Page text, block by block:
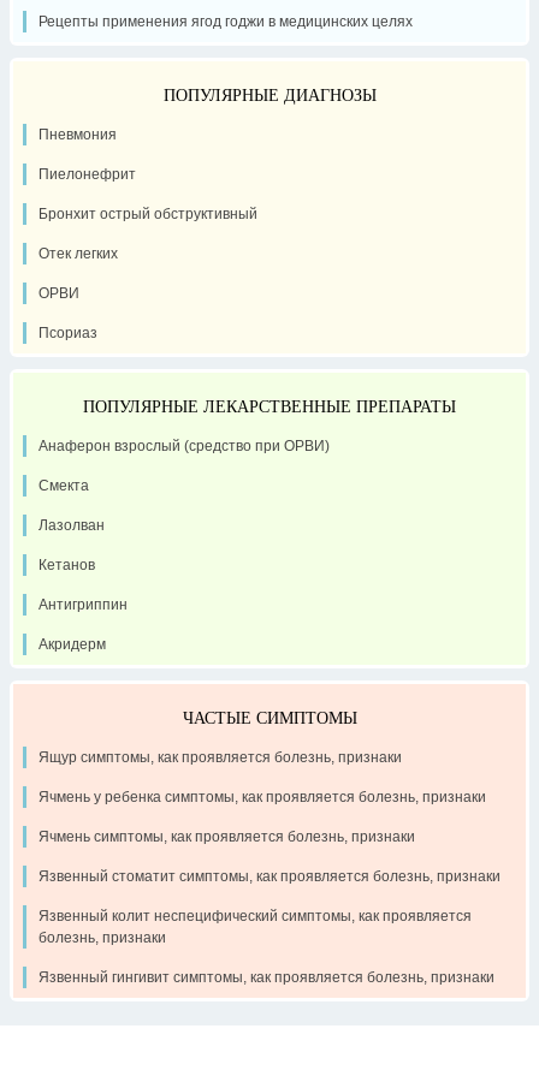
Рецепты применения ягод годжи в медицинских целях
ПОПУЛЯРНЫЕ ДИАГНОЗЫ
Пневмония
Пиелонефрит
Бронхит острый обструктивный
Отек легких
ОРВИ
Псориаз
ПОПУЛЯРНЫЕ ЛЕКАРСТВЕННЫЕ ПРЕПАРАТЫ
Анаферон взрослый (средство при ОРВИ)
Смекта
Лазолван
Кетанов
Антигриппин
Акридерм
ЧАСТЫЕ СИМПТОМЫ
Ящур симптомы, как проявляется болезнь, признаки
Ячмень у ребенка симптомы, как проявляется болезнь, признаки
Ячмень симптомы, как проявляется болезнь, признаки
Язвенный стоматит симптомы, как проявляется болезнь, признаки
Язвенный колит неспецифический симптомы, как проявляется
болезнь, признаки
Язвенный гингивит симптомы, как проявляется болезнь, признаки